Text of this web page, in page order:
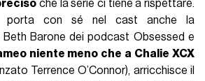
che la serie ci tiene a rispettare.
porta con sé nel cast anche la
Barone dei podcast Obsessed e
niente meno che a Chalie XCX
Terrence O’Connor), arricchisce il